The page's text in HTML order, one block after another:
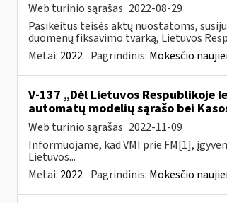
Web turinio sąrašas 2022-08-29
Pasikeitus teisės aktų nuostatoms,
duomenų fiksavimo tvarką, Lietuvos
Metai: 2022 Pagrindinis: Mokesčio
V-137 „Dėl Lietuvos Respublikoje
automatų modelių sąrašo bei
Web turinio sąrašas 2022-11-09
Informuojame, kad VMI prie FM[1],
Lietuvos...
Metai: 2022 Pagrindinis: Mokesčio